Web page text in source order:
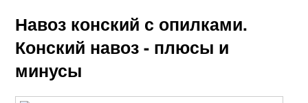
Навоз конский с опилками.
Конский навоз - плюсы и
минусы